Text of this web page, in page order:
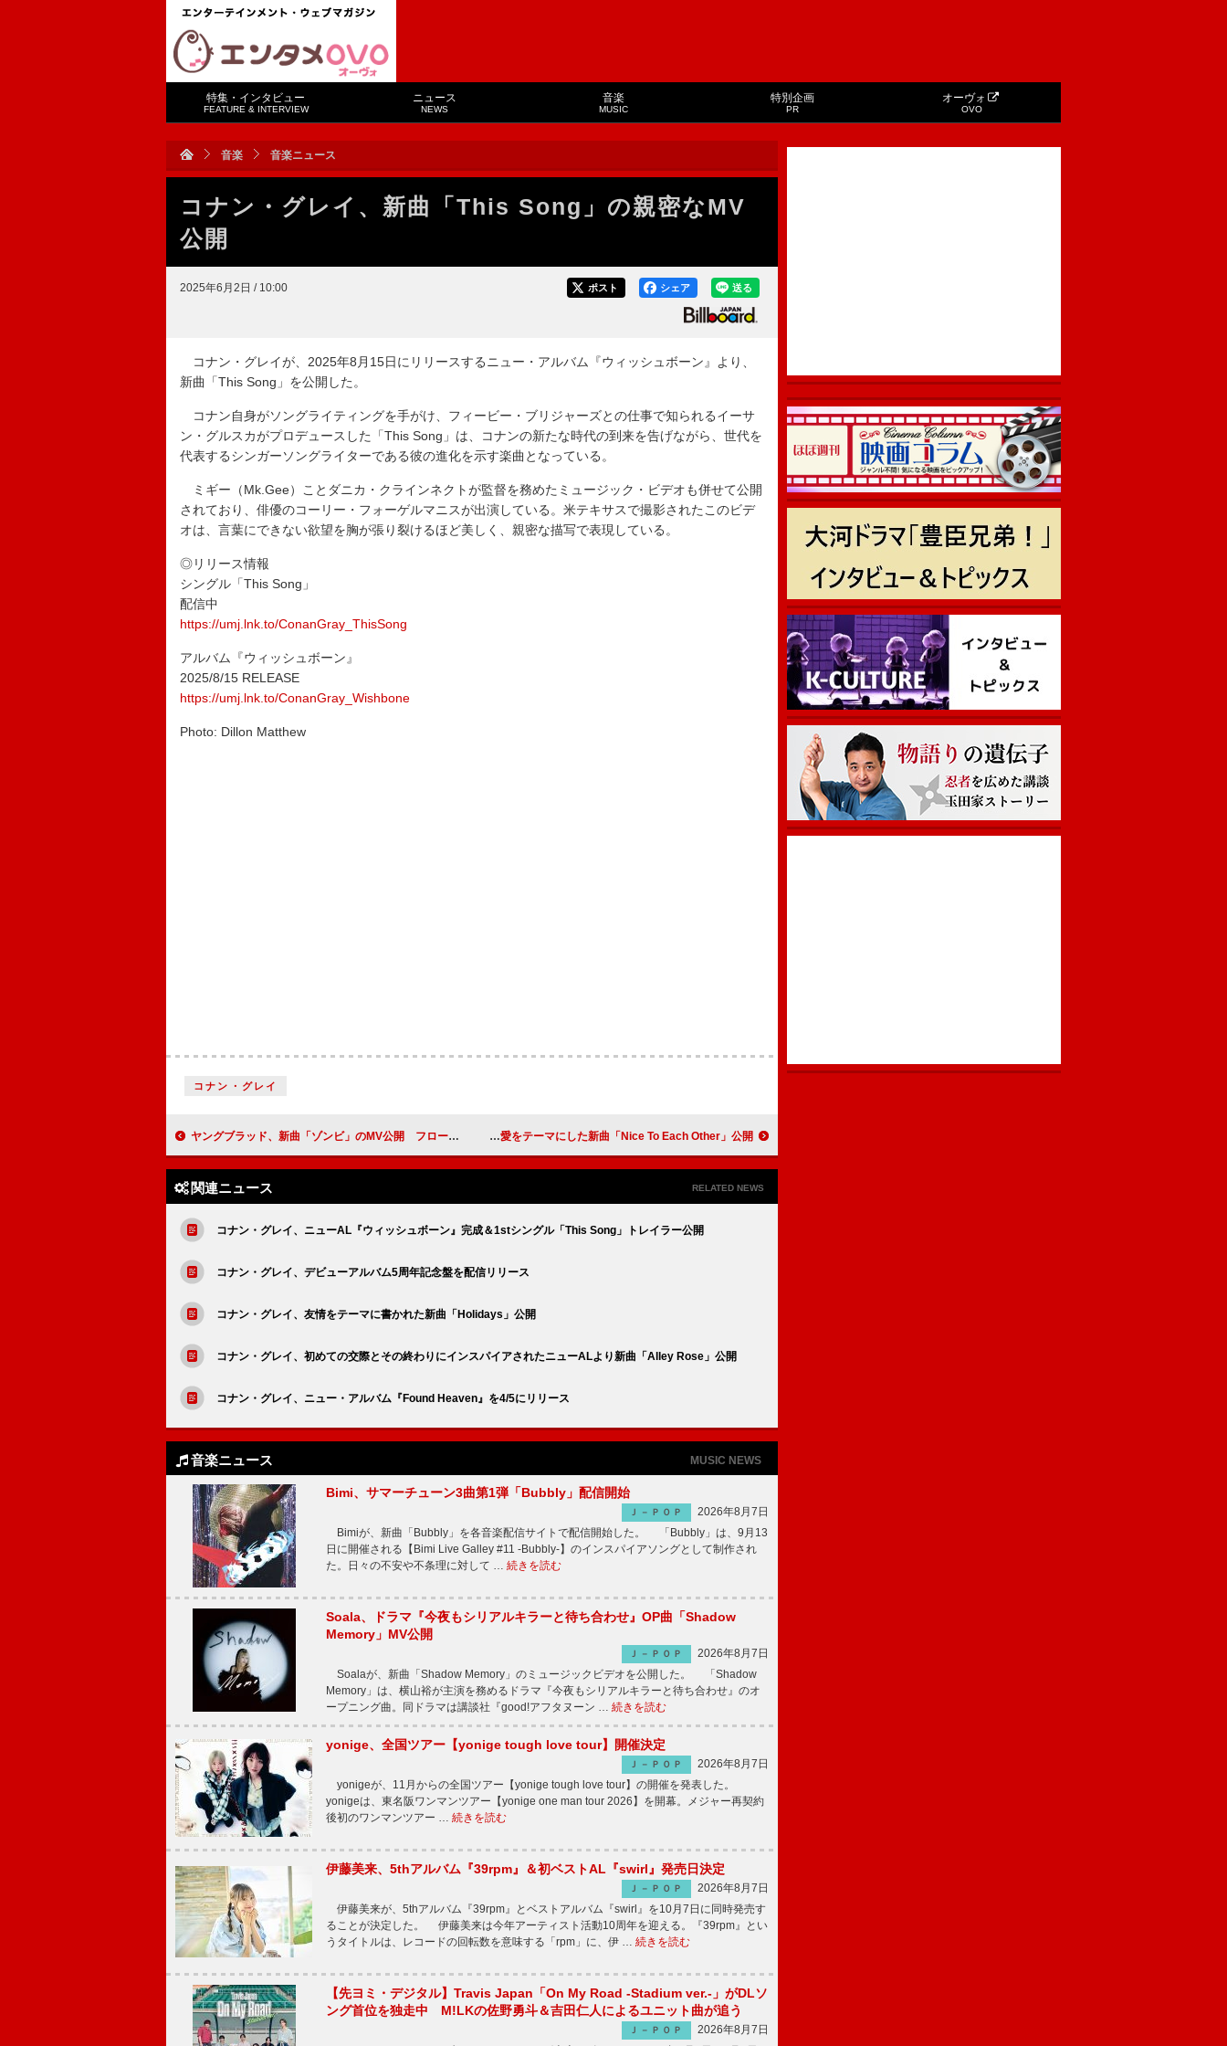
特集・インタビュー
FEATURE & INTERVIEW
ニュース
NEWS
音楽
MUSIC
特別企画
PR
オーヴォ
OVO
音楽 音楽ニュース
コナン・グレイ、新曲「This Song」の親密なMV
公開
2025年6月2日 / 10:00 送る
シェア
ポスト
コナン・グレイが、2025年8月15日にリリースするニュー・アルバム『ウィッシュボーン』より、
新曲「This Song」を公開した。
コナン自身がソングライティングを手がけ、フィービー・ブリジャーズとの仕事で知られるイーサ
ン・グルスカがプロデュースした「This Song」は、コナンの新たな時代の到来を告げながら、世代を
代表するシンガーソングライターである彼の進化を示す楽曲となっている。
ミギー（Mk.Gee）ことダニカ・クラインネクトが監督を務めたミュージック・ビデオも併せて公開
されており、俳優のコーリー・フォーゲルマニスが出演している。米テキサスで撮影されたこのビデ
オは、言葉にできない欲望を胸が張り裂けるほど美しく、親密な描写で表現している。
◎リリース情報
シングル「This Song」
配信中
https://umj.lnk.to/ConanGray_ThisSong
アルバム『ウィッシュボーン』
2025/8/15 RELEASE
https://umj.lnk.to/ConanGray_Wishbone
Photo: Dillon Matthew
コナン・グレイ
ヤングブラッド、新曲「ゾンビ」のMV公開 フローレンス・ピュー出演 オリヴィア・ディーン、現代の複雑な恋愛をテーマにした新曲「Nice To Each Other」公開
関連ニュース RELATED NEWS
コナン・グレイ、ニューAL『ウィッシュボーン』完成＆1stシングル「This Song」トレイラー公開
コナン・グレイ、デビューアルバム5周年記念盤を配信リリース
コナン・グレイ、友情をテーマに書かれた新曲「Holidays」公開
コナン・グレイ、初めての交際とその終わりにインスパイアされたニューALより新曲「Alley Rose」公開
コナン・グレイ、ニュー・アルバム『Found Heaven』を4/5にリリース
音楽ニュース MUSIC NEWS
Bimi、サマーチューン3曲第1弾「Bubbly」配信開始
Ｊ－ＰＯＰ
2026年8月7日
Bimiが、新曲「Bubbly」を各音楽配信サイトで配信開始した。 「Bubbly」は、9月13
日に開催される【Bimi Live Galley #11 -Bubbly-】のインスパイアソングとして制作され
た。日々の不安や不条理に対して … 続きを読む
Soala、ドラマ『今夜もシリアルキラーと待ち合わせ』OP曲「Shadow
Memory」MV公開
Ｊ－ＰＯＰ
2026年8月7日
Soalaが、新曲「Shadow Memory」のミュージックビデオを公開した。 「Shadow
Memory」は、横山裕が主演を務めるドラマ『今夜もシリアルキラーと待ち合わせ』のオ
ープニング曲。同ドラマは講談社『good!アフタヌーン … 続きを読む
yonige、全国ツアー【yonige tough love tour】開催決定
Ｊ－ＰＯＰ
2026年8月7日
yonigeが、11月からの全国ツアー【yonige tough love tour】の開催を発表した。
yonigeは、東名阪ワンマンツアー【yonige one man tour 2026】を開幕。メジャー再契約
後初のワンマンツアー … 続きを読む
伊藤美来、5thアルバム『39rpm』＆初ベストAL『swirl』発売日決定
Ｊ－ＰＯＰ
2026年8月7日
伊藤美来が、5thアルバム『39rpm』とベストアルバム『swirl』を10月7日に同時発売す
ることが決定した。 伊藤美来は今年アーティスト活動10周年を迎える。『39rpm』とい
うタイトルは、レコードの回転数を意味する「rpm」に、伊 … 続きを読む
【先ヨミ・デジタル】Travis Japan「On My Road -Stadium ver.-」がDLソ
ング首位を独走中 M!LKの佐野勇斗＆吉田仁人によるユニット曲が追う
Ｊ－ＰＯＰ
2026年8月7日